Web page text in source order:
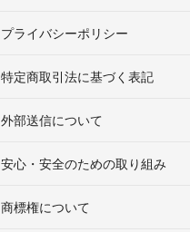
プライバシーポリシー
特定商取引法に基づく表記
外部送信について
安心・安全のための取り組み
商標権について